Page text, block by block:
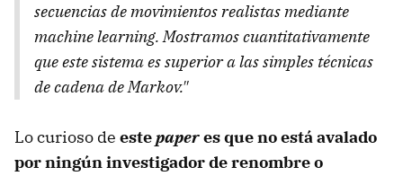
secuencias de movimientos realistas mediante
machine learning. Mostramos cuantitativamente
que este sistema es superior a las simples técnicas
de cadena de Markov."
Lo curioso de estepaperes que no está avalado
por ningún investigador de renombre o